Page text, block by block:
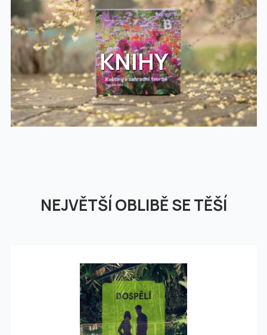
KNIHY
NEJVĚTŠÍ OBLIBĚ SE TĚŠÍ